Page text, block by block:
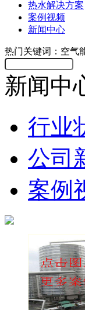
热水解决方案
案例视频
新闻中心
热门关键词：空气
新闻中
行业
公司
案例